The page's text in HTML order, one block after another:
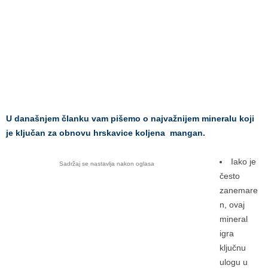
U današnjem članku vam pišemo o najvažnijem mineralu koji
je ključan za obnovu hrskavice koljena mangan.
Sadržaj se nastavlja nakon oglasa
Iako je
često
zanemare
n, ovaj
mineral
igra
ključnu
ulogu u